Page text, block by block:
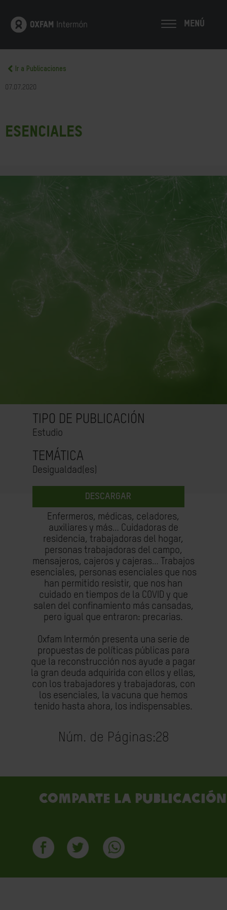
MENÚ
Ir a Publicaciones
07.07.2020
Esenciales
TIPO DE PUBLICACIÓN
Estudio
TEMÁTICA
Desigualdad(es)
DESCARGAR
Enfermeros, médicas, celadores,
auxiliares y más… Cuidadoras de
residencia, trabajadoras del hogar,
personas trabajadoras del campo,
mensajeros, cajeros y cajeras… Trabajos
esenciales, personas esenciales que nos
han permitido resistir, que nos han
cuidado en tiempos de la COVID y que
salen del confinamiento más cansadas,
pero igual que entraron: precarias.
Oxfam Intermón presenta una serie de
propuestas de políticas públicas para
que la reconstrucción nos ayude a pagar
la gran deuda adquirida con ellos y ellas,
con los trabajadores y trabajadoras, con
los esenciales, la vacuna que hemos
tenido hasta ahora, los indispensables.
Núm. de Páginas:28
Comparte la publicación